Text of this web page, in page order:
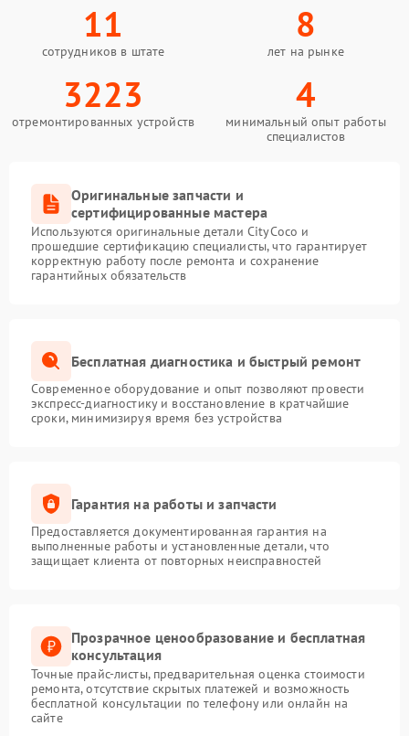
11
сотрудников в штате
8
лет на рынке
3223
отремонтированных устройств
4
минимальный опыт работы
специалистов
Оригинальные запчасти и
сертифицированные мастера
Используются оригинальные детали CityCoco и
прошедшие сертификацию специалисты, что гарантирует
корректную работу после ремонта и сохранение
гарантийных обязательств
Бесплатная диагностика и быстрый ремонт
Современное оборудование и опыт позволяют провести
экспресс-диагностику и восстановление в кратчайшие
сроки, минимизируя время без устройства
Гарантия на работы и запчасти
Предоставляется документированная гарантия на
выполненные работы и установленные детали, что
защищает клиента от повторных неисправностей
Прозрачное ценообразование и бесплатная
консультация
Точные прайс-листы, предварительная оценка стоимости
ремонта, отсутствие скрытых платежей и возможность
бесплатной консультации по телефону или онлайн на
сайте